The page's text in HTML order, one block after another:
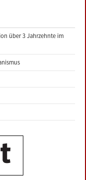
über 3 Jahrzehnte im